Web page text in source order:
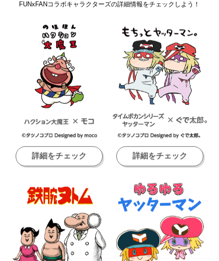
FUNxFANコラボキャラクターズの詳細情報をチェックしよう！
詳細をチェック 詳細をチェック